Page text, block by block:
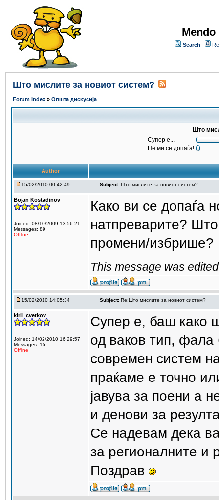
Search
Што мислите за новиот систем?
Forum Index » Општа дискусија
Што
Супер е...
Не ми се допаѓа!
Author
15/02/2010 00:42:49 Subject: Што мислите за новиот систем?
Bojan Kostadinov
Joined: 08/10/2009 13:56:21
Messages: 89
Offline
Како ви се допаѓа
натпреварите?
промени/избрише?
This message was
15/02/2010 14:05:34 Subject: Re:Што мислите за новиот систем?
kiril_cvetkov
Joined: 14/02/2010 16:29:57
Messages: 15
Offline
Супер е, баш како
од ваков тип, фала
современ систем
праќаме е точно
јавува за поени а
и денови за
Се надевам дека
за регионалните и
Поздрав